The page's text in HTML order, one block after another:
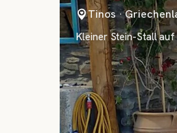
Tinos·
Kleiner Stein-Stall